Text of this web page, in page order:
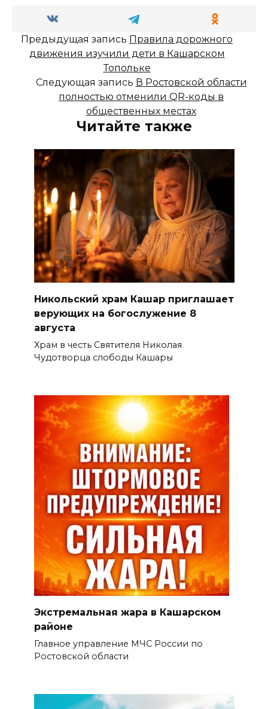
Предыдущая запись Правила дорожного
движения изучили дети в Кашарском
Топольке
Следующая запись В Ростовской области
полностью отменили QR-коды в
общественных местах
Читайте также
Никольский храм Кашар приглашает
верующих на богослужение 8
августа
Храм в честь Святителя Николая
Чудотворца слободы Кашары
Экстремальная жара в Кашарском
районе
Главное управление МЧС России по
Ростовской области